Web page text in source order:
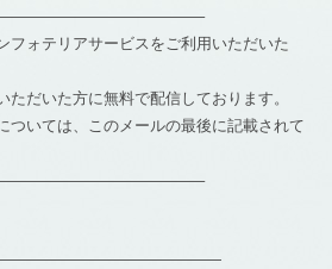
フォテリアサービスをご利用いただいた
ただいた方に無料で配信しております。
ついては、このメールの最後に記載されて